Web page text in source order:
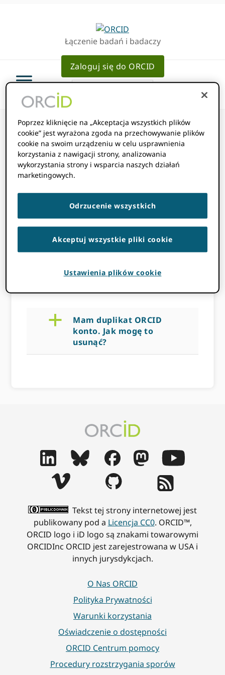
Łączenie badań i badaczy
Zaloguj się do ORCID
Mam duplikat
ORCID konto.
Jak mogę to
usunąć?
NOVEMBER 14, 2022BYROB
a
Mam duplikat ORCID
konto. Jak mogę to
usunąć?
Tekst tej strony internetowej jest
publikowany pod a Licencja CC0. ORCID™,
ORCID logo i iD logo są znakami towarowymi
ORCIDInc ORCID jest zarejestrowana w USA i
innych jurysdykcjach.
O Nas ORCID
Polityka Prywatności
Warunki korzystania
Oświadczenie o dostępności
ORCID Centrum pomocy
Procedury rozstrzygania sporów
Poprzez kliknięcie na „Akceptacja wszystkich plików
cookie” jest wyrażona zgoda na przechowywanie plików
cookie na swoim urządzeniu w celu usprawnienia
korzystania z nawigacji strony, analizowania
wykorzystania strony i wsparcia naszych działań
marketingowych.
Odrzucenie wszystkich
Akceptuj wszystkie pliki cookie
Ustawienia plików cookie